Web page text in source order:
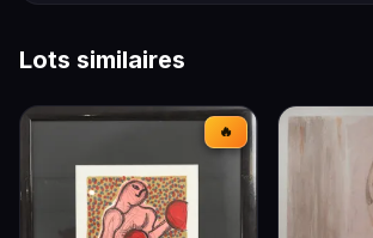
Lots similaires
🔥